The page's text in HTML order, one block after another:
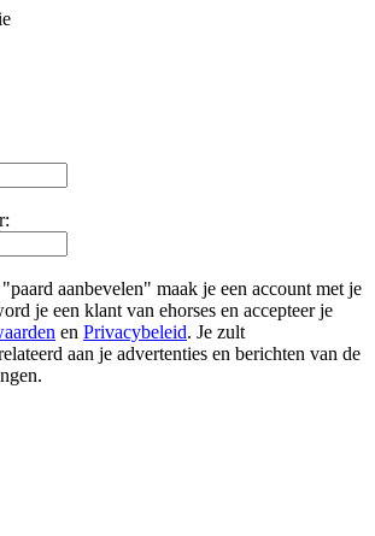
aanbevelen" maak je een account met je
je een klant van ehorses en accepteer je
en Privacybeleid. Je zult
aan je advertenties en berichten van de